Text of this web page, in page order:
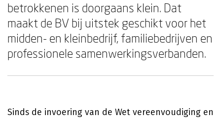
betrokkenen is doorgaans klein. Dat
maakt de BV bij uitstek geschikt voor het
midden- en kleinbedrijf, familiebedrijven en
professionele samenwerkingsverbanden.
Sinds de invoering van de Wet vereenvoudiging en